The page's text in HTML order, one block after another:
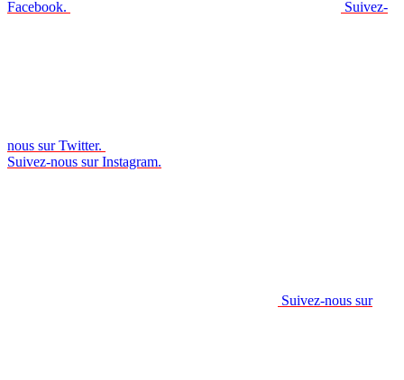
Facebook. Suivez-
nous sur Twitter.
Suivez-nous sur Instagram.
Suivez-nous sur